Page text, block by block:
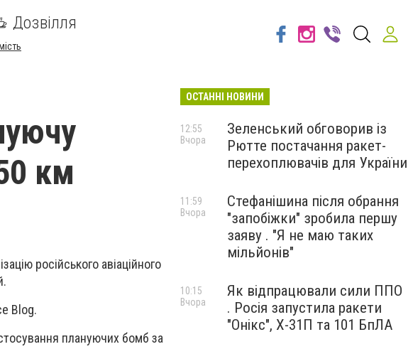
Дозвілля
км
російського авіаційного
Blog.
плануючих бомб за
ОСТАННІ НОВИНИ
Зеленський обговорив із
Рютте постачання ракет-
перехоплювачів для України
12:55
Вчора
Стефанішина після обрання
"запобіжки" зробила першу
заяву . "Я не маю таких
мільйонів"
11:59
Вчора
Як відпрацювали сили ППО
. Росія запустила ракети
"Онікс", Х-31П та 101 БпЛА
10:15
Вчора